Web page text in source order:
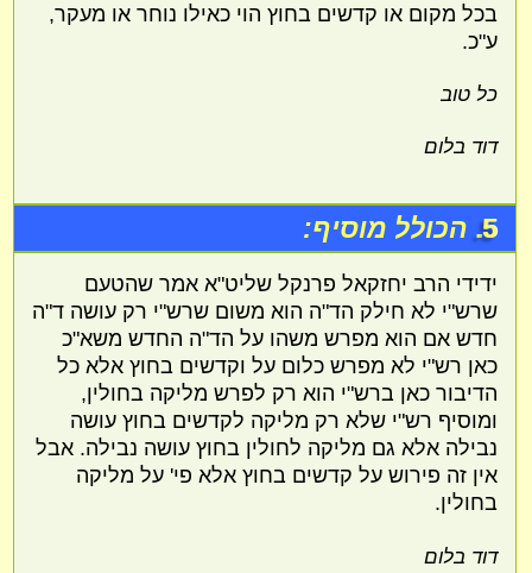
בכל מקום או קדשים בחוץ הוי כאילו נוחר או מעקר,
ע"כ.
כל טוב
דוד בלום
5. הכולל מוסיף:
ידידי הרב יחזקאל פרנקל שליט"א אמר שהטעם
שרש"י לא חילק הד"ה הוא משום שרש"י רק עושה ד"ה
חדש אם הוא מפרש משהו על הד"ה החדש משא"כ
כאן רש"י לא מפרש כלום על וקדשים בחוץ אלא כל
הדיבור כאן ברש"י הוא רק לפרש מליקה בחולין,
ומוסיף רש"י שלא רק מליקה לקדשים בחוץ עושה
נבילה אלא גם מליקה לחולין בחוץ עושה נבילה. אבל
אין זה פירוש על קדשים בחוץ אלא פי' על מליקה
בחולין.
דוד בלום